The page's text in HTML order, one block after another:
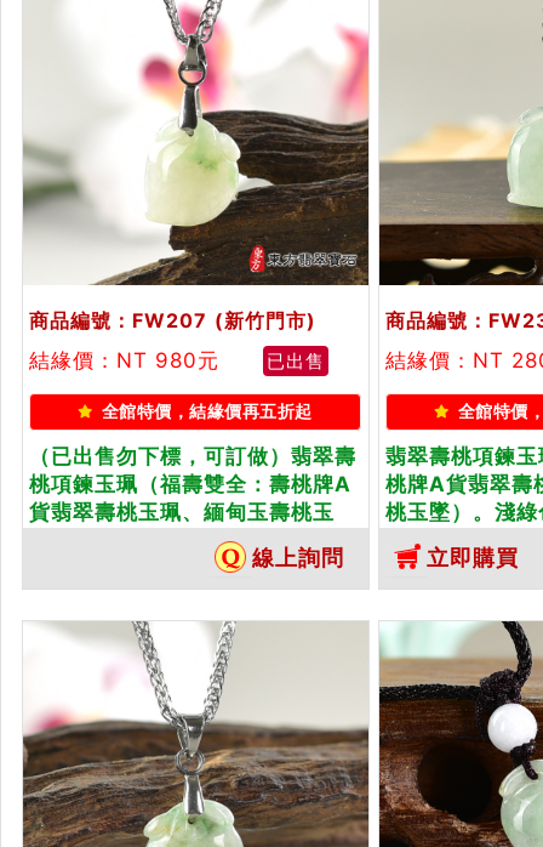
商品編號：FW207 (新竹門市)
結緣價：NT 980元
已出售
全館特價，結緣價再五折起
（已出售勿下標，可訂做）翡翠壽
桃項鍊玉珮（福壽雙全：壽桃牌A
貨翡翠壽桃玉珮、緬甸玉壽桃玉
墜）。淺綠色帶點飄花糯豆種壽
桃，FW207。客製化訂做各種翡
翠壽桃吊墜玉珮項鍊。★附A貨翡
翠雙證書
線上詢問
商品編號：
結緣價：NT
全館特價
翡翠壽桃項鍊
桃牌A貨翡翠壽
桃玉墜）。淺
FW239。客製
桃吊墜玉珮項
證書
立即購買